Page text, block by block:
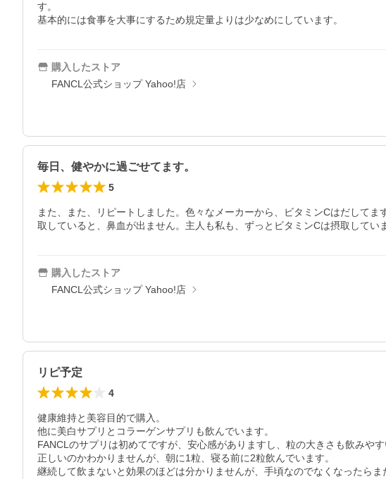
す。
基本的には食事を大事にするため規定量よりは少なめにしています。
購入したストア
FANCL公式ショップ Yahoo!店
毎日、健やかに過ごせてます。
5
また、また、リピートしました。色々なメーカーから、ビタミンCはだして
取していると、鼻血が出ません。主人も私も、ずっとビタミンCは摂取してい
購入したストア
FANCL公式ショップ Yahoo!店
リピ予定
4
健康維持と美容目的で購入。
他に美白サプリとコラーゲンサプリも飲んでいます。
FANCLのサプリは初めてですが、安心感がありますし、粒の大きさも飲みやす
正しいのかわかりませんが、朝に1粒、寝る前に2粒飲んでいます。
継続して飲まないと効果のほどは分かりませんが、手頃なのでなくなったらま